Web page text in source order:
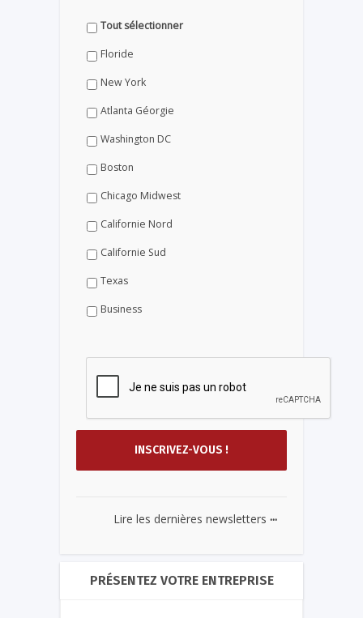
Tout sélectionner
Floride
New York
Atlanta Géorgie
Washington DC
Boston
Chicago Midwest
Californie Nord
Californie Sud
Texas
Business
Lire les dernières newsletters ...
PRÉSENTEZ VOTRE ENTREPRISE